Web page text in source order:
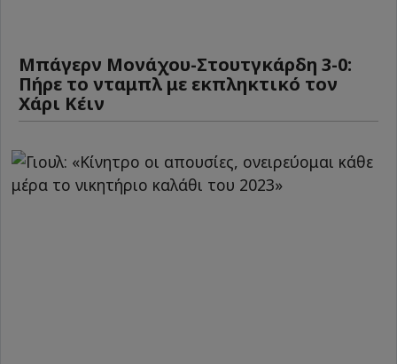
Μπάγερν Μονάχου-Στουτγκάρδη 3-0:
Πήρε το νταμπλ με εκπληκτικό τον
Χάρι Κέιν